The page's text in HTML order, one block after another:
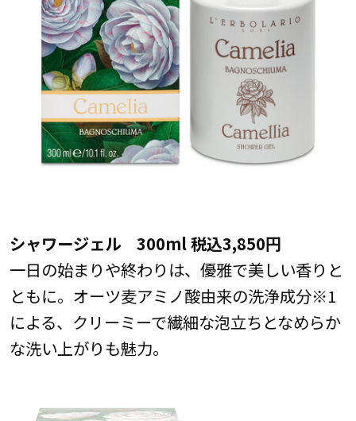
シャワージェル 300ml 税込3,850円
一日の始まりや終わりは、優雅で美しい香りと
ともに。オーツ麦アミノ酸由来の洗浄成分※1
による、クリーミーで繊細な泡立ちとなめらか
な洗い上がりも魅力。